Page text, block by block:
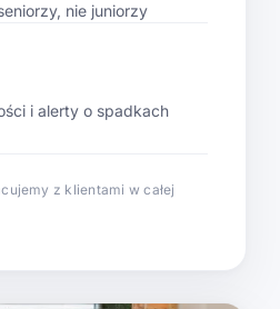
nie juniorzy
i alerty o spadkach
z klientami w całej